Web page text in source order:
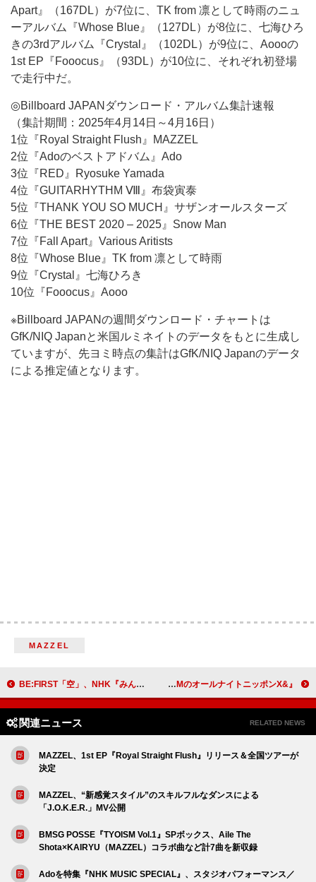
Apart』（167DL）が7位に、TK from 凛として時雨のニュ
ーアルバム『Whose Blue』（127DL）が8位に、七海ひろ
きの3rdアルバム『Crystal』（102DL）が9位に、Aoooの
1st EP『Fooocus』（93DL）が10位に、それぞれ初登場
で走行中だ。
◎Billboard JAPANダウンロード・アルバム集計速報
（集計期間：2025年4月14日～4月16日）
1位『Royal Straight Flush』MAZZEL
2位『Adoのベストアドバム』Ado
3位『RED』Ryosuke Yamada
4位『GUITARHYTHM Ⅷ』布袋寅泰
5位『THANK YOU SO MUCH』サザンオールスターズ
6位『THE BEST 2020 – 2025』Snow Man
7位『Fall Apart』Various Aritists
8位『Whose Blue』TK from 凛として時雨
9位『Crystal』七海ひろき
10位『Fooocus』Aooo
※Billboard JAPANの週間ダウンロード・チャートは
GfK/NIQ Japanと米国ルミネイトのデータをもとに生成し
ていますが、先ヨミ時点の集計はGfK/NIQ Japanのデータ
による推定値となります。
MAZZEL
BE:FIRST「空」、NHK『みんなのうた』で放送決定 『&TEAMのオールナイトニッポンX』初回はメンバー9人全員で生放送
関連ニュース RELATED NEWS
MAZZEL、1st EP『Royal Straight Flush』リリース＆全国ツアーが
決定
MAZZEL、“新感覚スタイル”のスキルフルなダンスによる
「J.O.K.E.R.」MV公開
BMSG POSSE『TYOISM Vol.1』SPボックス、Aile The
Shota×KAIRYU（MAZZEL）コラボ曲など計7曲を新収録
Adoを特集『NHK MUSIC SPECIAL』、スタジオパフォーマンス／